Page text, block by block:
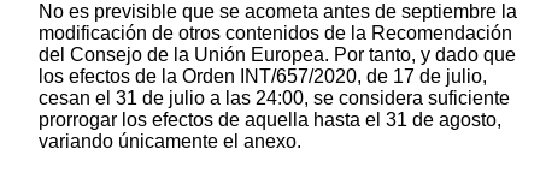
No es previsible que se acometa antes de septiembre la
modificación de otros contenidos de la Recomendación
del Consejo de la Unión Europea. Por tanto, y dado que
los efectos de la Orden INT/657/2020, de 17 de julio,
cesan el 31 de julio a las 24:00, se considera suficiente
prorrogar los efectos de aquella hasta el 31 de agosto,
variando únicamente el anexo.